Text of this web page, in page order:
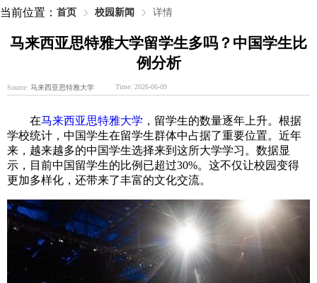
当前位置： 首页 校园新闻 详情
马来西亚思特雅大学留学生多吗？中国学生比
例分析
Source: 马来西亚思特雅大学 Time: 2026-06-09
在马来西亚思特雅大学 ，留学生的数量逐年上升。根据
学校统计，中国学生在留学生群体中占据了重要位置。近年
来，越来越多的中国学生选择来到这所大学学习。数据显
示，目前中国留学生的比例已超过30%。这不仅让校园变得
更加多样化，还带来了丰富的文化交流。